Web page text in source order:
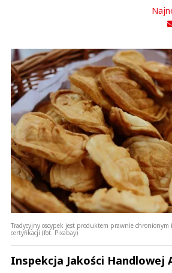
Tradycyjny oscypek jest produktem prawnie chronionym
certyfikacji (fot. Pixabay)
Inspekcja Jakości Handlowej